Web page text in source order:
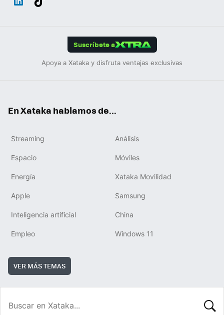
Suscríbete a
Apoya a Xataka y disfruta ventajas exclusivas
En Xataka hablamos de...
Streaming Análisis
Espacio Móviles
Energía Xataka Movilidad
Apple Samsung
Inteligencia artificial China
Empleo Windows 11
VER MÁS TEMAS